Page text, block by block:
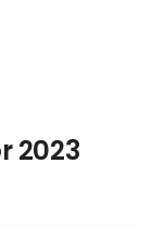
2023